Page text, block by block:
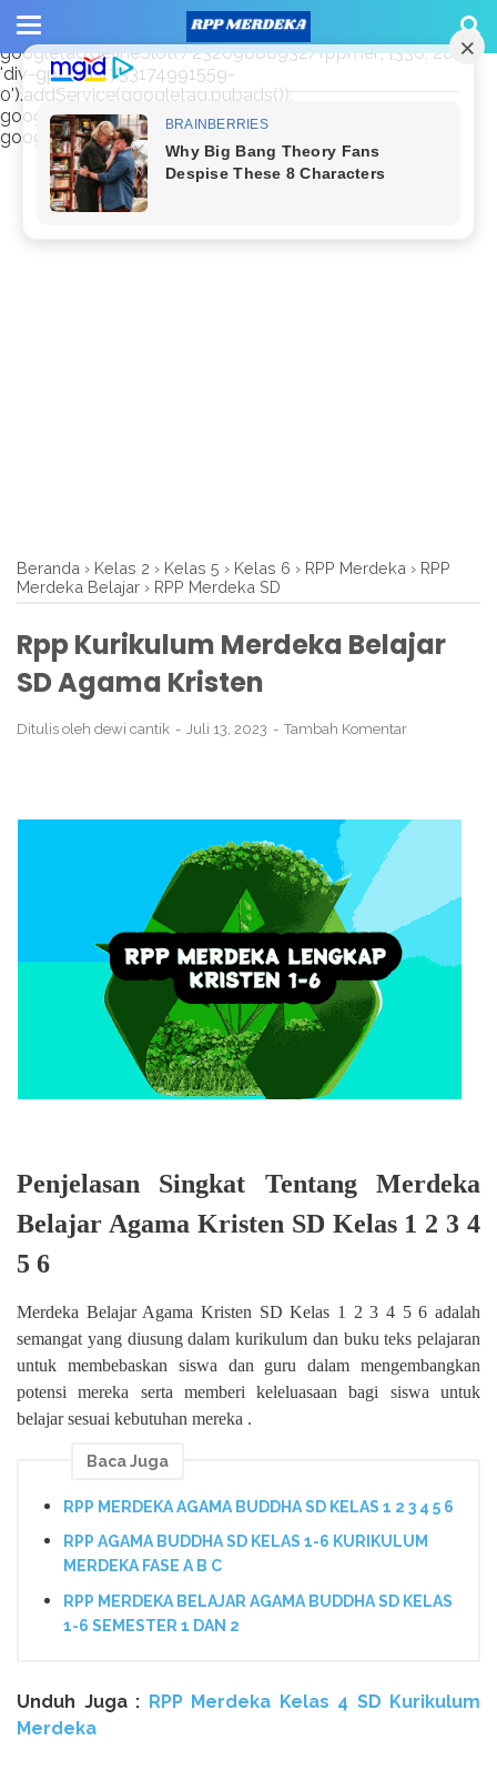
window.googletag = window.googletag || {cmd: []};
googletag.cmd.push(function() {
googletag.defineSlot('/23209888932/rppmer', [336, 280],
'div-gpt-ad-1733174991559-
0').addService(googletag.pubads());
googletag.pubads().enableSingleRequest();
googletag.enableServices(); });
Beranda › Kelas 2 › Kelas 5 › Kelas 6 › RPP Merdeka › RPP
Merdeka Belajar › RPP Merdeka SD
Rpp Kurikulum Merdeka Belajar
SD Agama Kristen
Ditulis oleh dewi cantik Juli 13, 2023 Tambah Komentar
Penjelasan Singkat Tentang Merdeka
Belajar Agama Kristen SD Kelas 1 2 3 4
5 6
Merdeka Belajar Agama Kristen SD Kelas 1 2 3 4 5 6 adalah
semangat yang diusung dalam kurikulum dan buku teks pelajaran
untuk membebaskan siswa dan guru dalam mengembangkan
potensi mereka serta memberi keleluasaan bagi siswa untuk
belajar sesuai kebutuhan mereka .
Baca Juga
RPP MERDEKA AGAMA BUDDHA SD KELAS 1 2 3 4 5 6
RPP AGAMA BUDDHA SD KELAS 1-6 KURIKULUM
MERDEKA FASE A B C
RPP MERDEKA BELAJAR AGAMA BUDDHA SD KELAS
1-6 SEMESTER 1 DAN 2
Unduh Juga : RPP Merdeka Kelas 4 SD Kurikulum
Merdeka